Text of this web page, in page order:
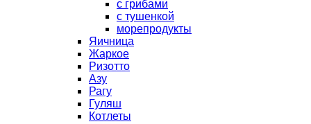
с грибами
с тушенкой
морепродукты
Яичница
Жаркое
Ризотто
Азу
Рагу
Гуляш
Котлеты